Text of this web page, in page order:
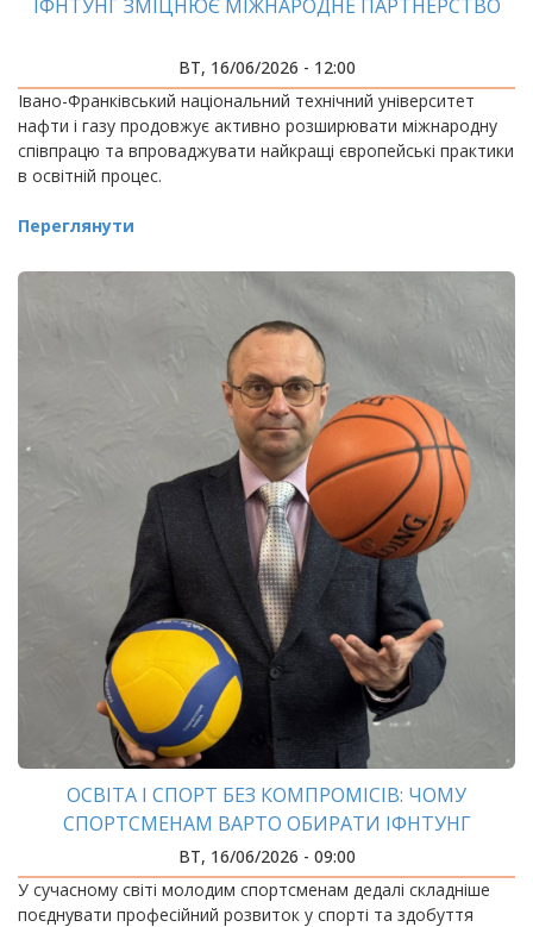
ІФНТУНГ ЗМІЦНЮЄ МІЖНАРОДНЕ ПАРТНЕРСТВО
ВТ, 16/06/2026 - 12:00
Івано-Франківський національний технічний університет
нафти і газу продовжує активно розширювати міжнародну
співпрацю та впроваджувати найкращі європейські практики
в освітній процес.
Переглянути
ОСВІТА І СПОРТ БЕЗ КОМПРОМІСІВ: ЧОМУ
СПОРТСМЕНАМ ВАРТО ОБИРАТИ ІФНТУНГ
ВТ, 16/06/2026 - 09:00
У сучасному світі молодим спортсменам дедалі складніше
поєднувати професійний розвиток у спорті та здобуття